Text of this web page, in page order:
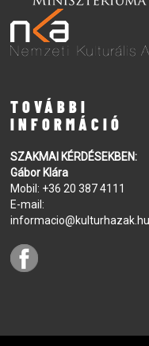
TOVÁBBI
INFORMÁCIÓ
SZAKMAI KÉRDÉSEKBEN:
Gábor Klára
Mobil: +36 20 387 4111
E-mail:
informacio@kulturhazak.hu